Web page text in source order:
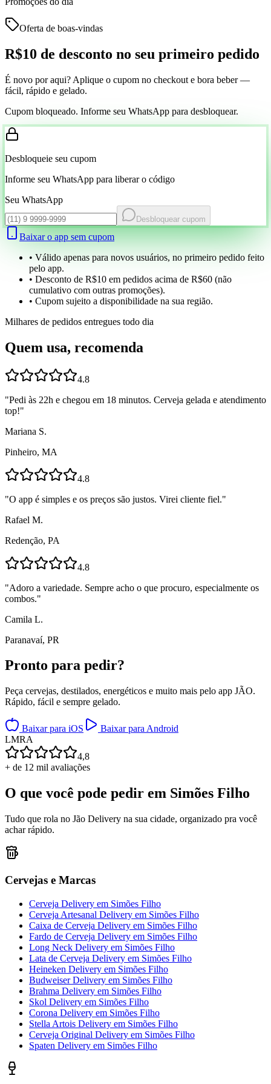
Oferta de boas-vindas
R$10 de desconto no seu primeiro pedido
É novo por aqui? Aplique o cupom no checkout e bora beber —
fácil, rápido e gelado.
Cupom bloqueado. Informe seu WhatsApp para desbloquear.
Desbloqueie seu cupom
Informe seu WhatsApp para liberar o código
Seu WhatsApp
Desbloquear cupom
Baixar o app sem cupom
• Válido apenas para novos usuários, no primeiro pedido feito
pelo app.
• Desconto de R$10 em pedidos acima de R$60 (não
cumulativo com outras promoções).
• Cupom sujeito a disponibilidade na sua região.
Milhares de pedidos entregues todo dia
Quem usa, recomenda
4.8
"Pedi às 22h e chegou em 18 minutos. Cerveja gelada e atendimento
top!"
Mariana S.
Pinheiro, MA
4.8
"O app é simples e os preços são justos. Virei cliente fiel."
Rafael M.
Redenção, PA
4.8
"Adoro a variedade. Sempre acho o que procuro, especialmente os
combos."
Camila L.
Paranavaí, PR
Pronto para pedir?
Peça cervejas, destilados, energéticos e muito mais pelo app JÃO.
Rápido, fácil e sempre gelado.
Baixar para iOS
Baixar para Android
LMRA
4,8
+ de 12 mil avaliações
O que você pode pedir em Simões Filho
Tudo que rola no Jão Delivery na sua cidade, organizado pra você
achar rápido.
Cervejas e Marcas
Cerveja Delivery em Simões Filho
Cerveja Artesanal Delivery em Simões Filho
Caixa de Cerveja Delivery em Simões Filho
Fardo de Cerveja Delivery em Simões Filho
Long Neck Delivery em Simões Filho
Lata de Cerveja Delivery em Simões Filho
Heineken Delivery em Simões Filho
Budweiser Delivery em Simões Filho
Brahma Delivery em Simões Filho
Skol Delivery em Simões Filho
Corona Delivery em Simões Filho
Stella Artois Delivery em Simões Filho
Cerveja Original Delivery em Simões Filho
Spaten Delivery em Simões Filho